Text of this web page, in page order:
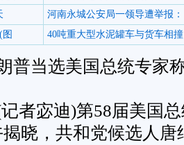
河南永城公安局一领导遭举报：
40吨重大型水泥罐车与货车相撞
普当选美国总统专家
者宓迪)第58届美国
晓，共和党候选人唐